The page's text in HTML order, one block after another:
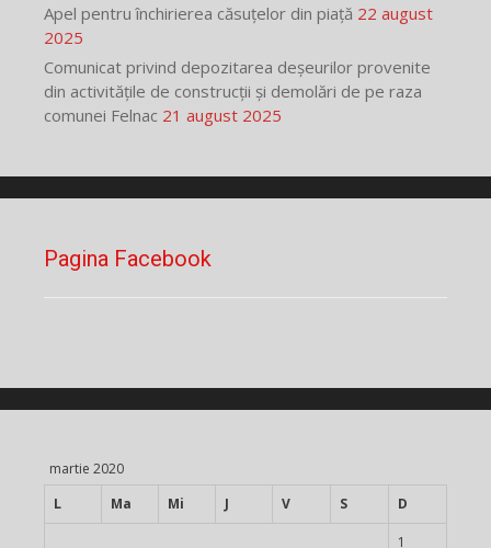
Apel pentru închirierea căsuțelor din piață 22 august
2025
Comunicat privind depozitarea deșeurilor provenite
din activitățile de construcții și demolări de pe raza
comunei Felnac 21 august 2025
Pagina Facebook
martie 2020
L
Ma Mi J V S D
1